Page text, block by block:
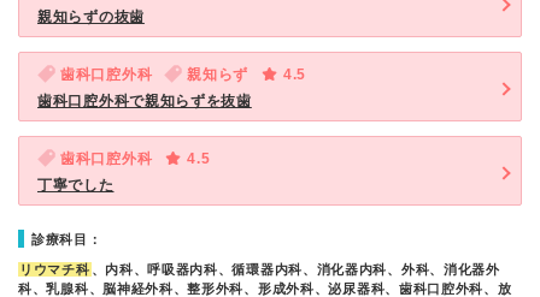
親知らずの抜歯
歯科口腔外科 親知らず
4.5
歯科口腔外科で親知らずを抜歯
歯科口腔外科
4.5
丁寧でした
診療科目：
リウマチ科 、内科、呼吸器内科、循環器内科、消化器内科、外科、消化器外
科、乳腺科、脳神経外科、整形外科、形成外科、泌尿器科、歯科口腔外科、放